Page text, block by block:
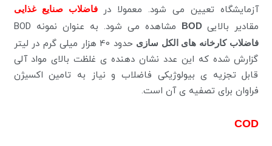
آزمایشگاه تعیین می شود. معمولا در
فاضلاب صنایع غذایی
مقادیر بالایی BOD مشاهده می شود. به عنوان نمونه BOD
فاضلاب کارخانه های الکل سازی
حدود 40 هزار میلی گرم در لیتر
گزارش شده که این عدد نشان دهنده ی غلظت بالای مواد آلی
قابل تجزیه ی بیولوژیکی فاضلاب و نیاز به تامین اکسیژن
فراوان برای تصفیه ی آن است.
COD